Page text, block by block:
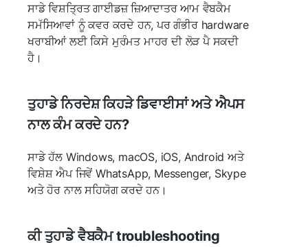
ਸਾਡੇ ਵਿਸ਼ਤ੍ਰਿਤ ਗਾਈਡਜ਼ ਜ਼ਿਆਦਾਤਰ ਆਮ ਵੈਬਕੈਮ
ਸਮੱਸਿਆਵਾਂ ਨੂੰ ਕਵਰ ਕਰਦੇ ਹਨ, ਪਰ ਗੰਭੀਰ hardware
ਖਰਾਬੀਆਂ ਲਈ ਕਿਸੇ ਮੁਰੰਮਤ ਮਾਹਰ ਦੀ ਲੋੜ ਪੈ ਸਕਦੀ
ਹੈ।
ਤੁਹਾਡੇ ਨਿਰਦੇਸ਼ ਕਿਹੜੇ ਡਿਵਾਈਸਾਂ ਅਤੇ ਐਪਸ
ਨਾਲ ਕੰਮ ਕਰਦੇ ਹਨ?
ਸਾਡੇ ਹੱਲ Windows, macOS, iOS, Android ਅਤੇ
ਵਿਸ਼ੇਸ਼ ਐਪ ਜਿਵੇਂ WhatsApp, Messenger, Skype
ਅਤੇ ਹੋਰ ਨਾਲ ਸਹਿਯੋਗ ਕਰਦੇ ਹਨ।
ਕੀ ਤੁਹਾਡੇ ਵੈਬਕੈਮ troubleshooting